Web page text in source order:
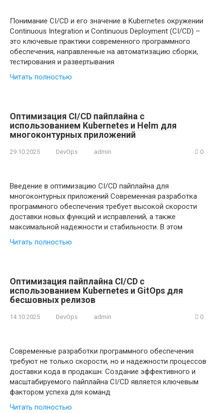
Понимание CI/CD и его значение в Kubernetes окружении
Continuous Integration и Continuous Deployment (CI/CD) –
это ключевые практики современного программного
обеспечения, направленные на автоматизацию сборки,
тестирования и развертывания
Читать полностью
Оптимизация CI/CD пайплайна с
использованием Kubernetes и Helm для
многоконтурных приложений
29.10.2025 DevOps admin 0
Введение в оптимизацию CI/CD пайплайна для
многоконтурных приложений Современная разработка
программного обеспечения требует высокой скорости
доставки новых функций и исправлений, а также
максимальной надежности и стабильности. В этом
Читать полностью
Оптимизация пайплайна CI/CD с
использованием Kubernetes и GitOps для
бесшовных релизов
14.10.2025 DevOps admin 0
Современные разработки программного обеспечения
требуют не только скорости, но и надежности процессов
доставки кода в продакшн. Создание эффективного и
масштабируемого пайплайна CI/CD является ключевым
фактором успеха для команд
Читать полностью